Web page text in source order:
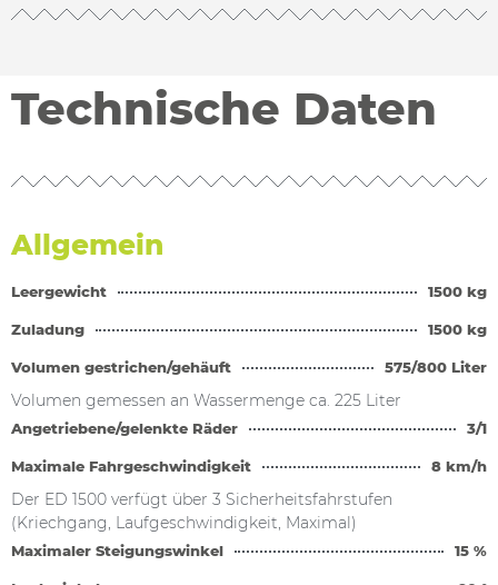
Technische Daten
Allgemein
Leergewicht 1500 kg
Zuladung 1500 kg
Volumen gestrichen/gehäuft 575/800 Liter
Volumen gemessen an Wassermenge ca. 225 Liter
Angetriebene/gelenkte Räder 3/1
Maximale Fahrgeschwindigkeit 8 km/h
Der ED 1500 verfügt über 3 Sicherheitsfahrstufen
(Kriechgang, Laufgeschwindigkeit, Maximal)
Maximaler Steigungswinkel 15 %